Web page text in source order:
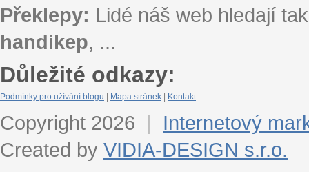
Překlepy: Lidé náš web hledají
handikep, ...
Důležité odkazy:
Podmínky pro užívání blogu Mapa stránek Kontakt
Copyright 2026 |
Internetový
Created by VIDIA-DESIGN s.r.o.